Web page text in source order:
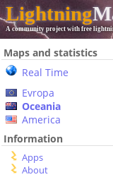
Lightning
A community project with free
Maps and statistics
Real Time
Evropa
Oceania
America
Information
Apps
About